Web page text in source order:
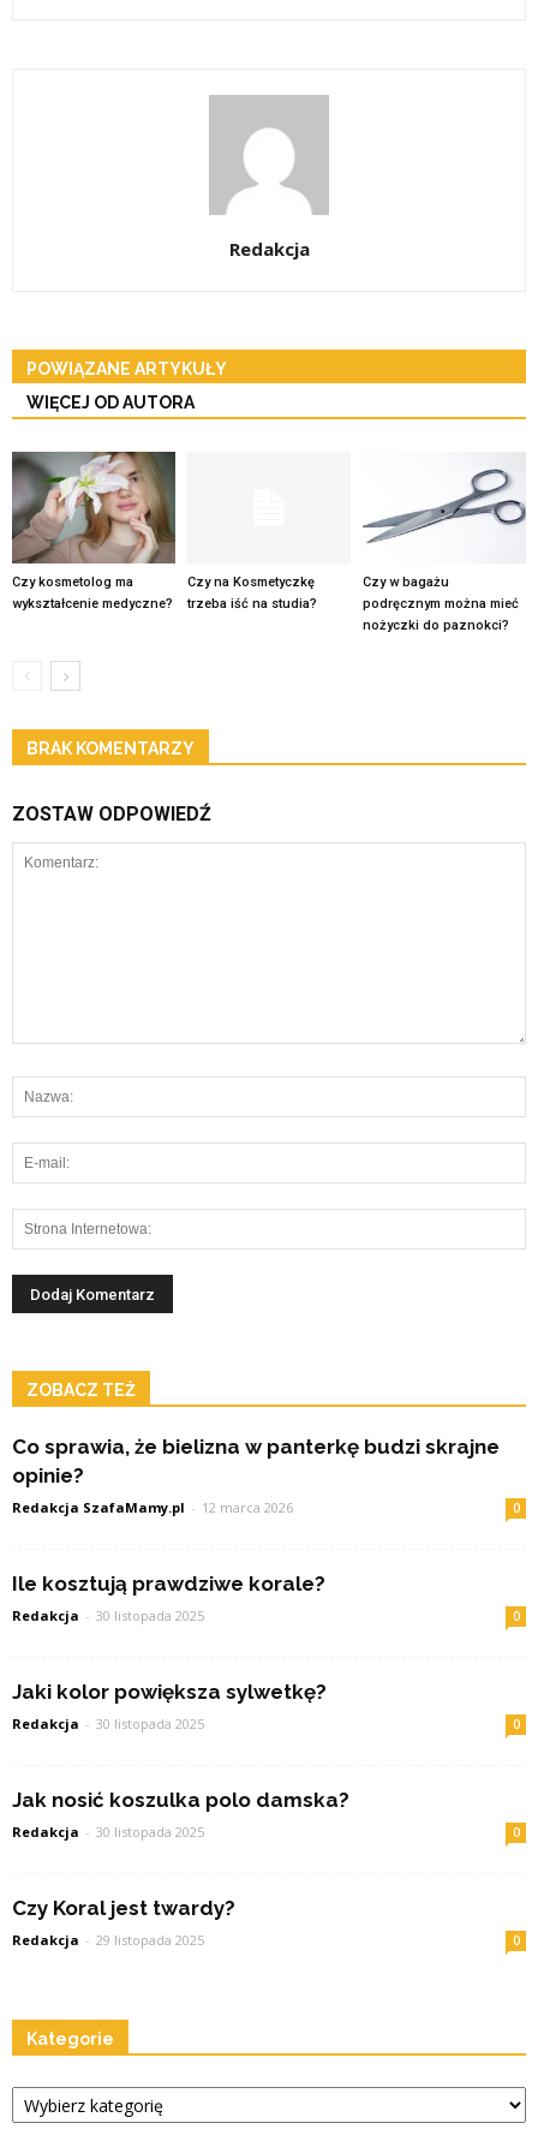
Redakcja
POWIĄZANE ARTYKUŁY
WIĘCEJ OD AUTORA
Czy kosmetolog ma
wykształcenie medyczne?
Czy na Kosmetyczkę
trzeba iść na studia?
Czy w bagażu
podręcznym można mieć
nożyczki do paznokci?
BRAK KOMENTARZY
ZOSTAW ODPOWIEDŹ
ZOBACZ TEŻ
Co sprawia, że bielizna w panterkę budzi skrajne
opinie?
Redakcja SzafaMamy.pl - 12 marca 2026 0
Ile kosztują prawdziwe korale?
Redakcja - 30 listopada 2025 0
Jaki kolor powiększa sylwetkę?
Redakcja - 30 listopada 2025 0
Jak nosić koszulka polo damska?
Redakcja - 30 listopada 2025 0
Czy Koral jest twardy?
Redakcja - 29 listopada 2025 0
Kategorie
Kategorie